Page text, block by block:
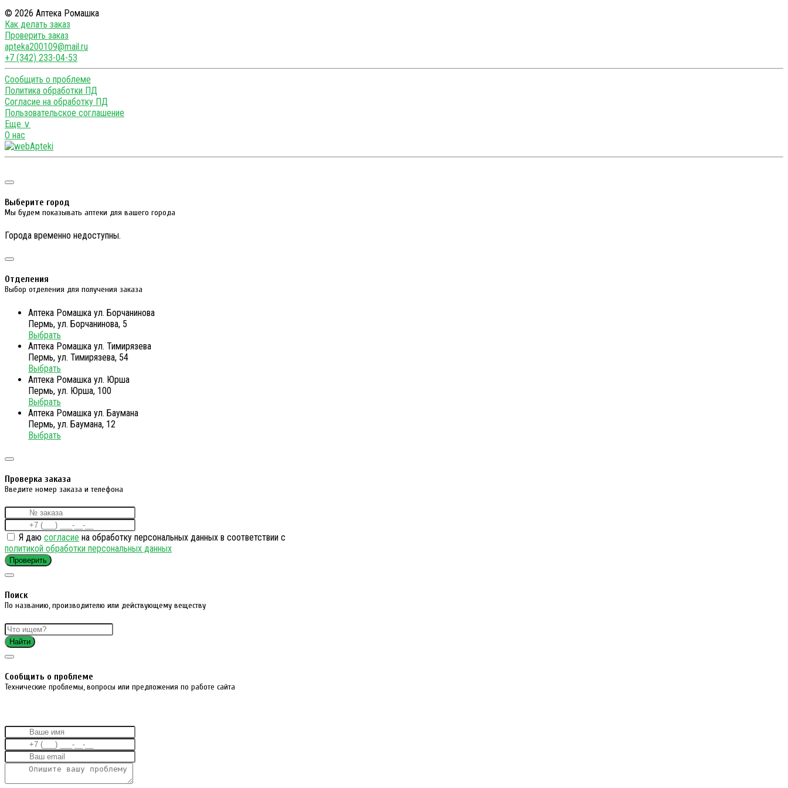
© 2026 Аптека Ромашка
Как делать заказ
Проверить заказ
apteka200109@mail.ru
+7 (342) 233-04-53
Сообщить о проблеме
Политика обработки ПД
Согласие на обработку ПД
Пользовательское соглашение
Еще ∨
О нас
Выберите город
Мы будем показывать аптеки для вашего города
Города временно недоступны.
Отделения
Выбор отделения для получения заказа
Аптека Ромашка ул. Борчанинова
Пермь, ул. Борчанинова, 5
Выбрать
Аптека Ромашка ул. Тимирязева
Пермь, ул. Тимирязева, 54
Выбрать
Аптека Ромашка ул. Юрша
Пермь, ул. Юрша, 100
Выбрать
Аптека Ромашка ул. Баумана
Пермь, ул. Баумана, 12
Выбрать
Проверка заказа
Введите номер заказа и телефона
Я даю согласие на обработку персональных данных в соответствии с
политикой обработки персональных данных
Проверить
Поиск
По названию, производителю или действующему веществу
Найти
Cообщить о проблеме
Технические проблемы, вопросы или предложения по работе сайта